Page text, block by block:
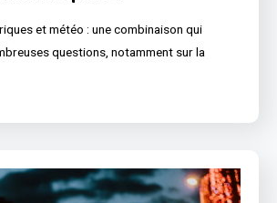
et météo : une combinaison qui
questions, notamment sur la